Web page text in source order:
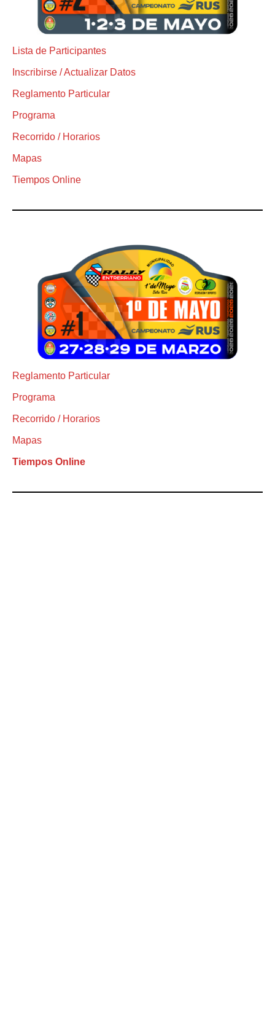
Lista de Participantes
Inscribirse / Actualizar Datos
Reglamento Particular
Programa
Recorrido / Horarios
Mapas
Tiempos Online
Reglamento Particular
Programa
Recorrido / Horarios
Mapas
Tiempos Online